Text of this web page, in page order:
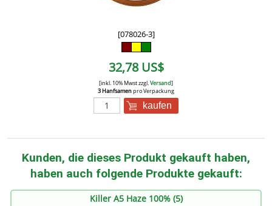
[078026-3]
32,78 US$
[inkl. 10% Mwst zzgl.Versand]
3 Hanfsamenpro Verpackung
kaufen
Kunden, die dieses Produkt gekauft haben,
haben auch folgende Produkte gekauft:
Killer A5 Haze 100% (5)